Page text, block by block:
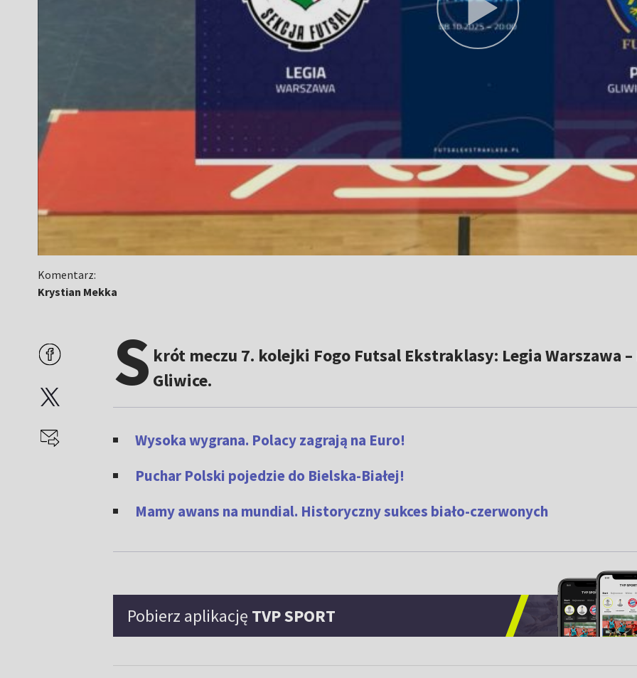
Komentarz:
Krystian Mekka
S krót meczu 7. kolejki Fogo Futsal Ekstraklasy: Legia Warszawa
Gliwice.
Wysoka wygrana. Polacy zagrają na Euro!
Puchar Polski pojedzie do Bielska-Białej!
Mamy awans na mundial. Historyczny sukces biało-czerwonych
Pobierz aplikację TVP SPORT